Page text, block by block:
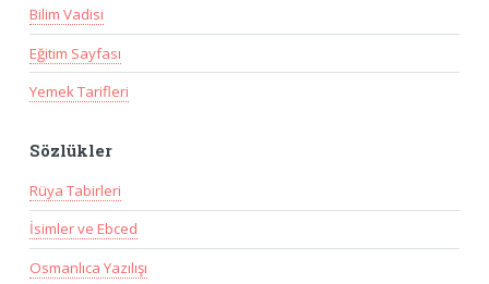
Bilim Vadisi
Eğitim Sayfası
Yemek Tarifleri
Sözlükler
Rüya Tabirleri
İsimler ve Ebced
Osmanlıca Yazılışı